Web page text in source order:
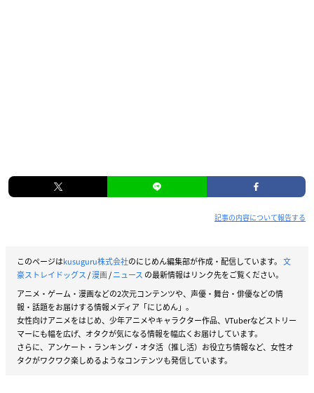
記事の内容について報告する
このページはkusuguru株式会社のにじめん編集部が作成・配信しています。 文
豪ストレイドッグス/漫画/ニュース の最新情報はリンク先をご覧ください。
アニメ・ゲーム・漫画などの2次元コンテンツや、声優・舞台・俳優などの情
報・話題をお届けする情報メディア「にじめん」。
女性向けアニメをはじめ、少年アニメやキャラクター作品、VTuberなどストリー
マーにも幅を広げ、オタクが気になる情報を幅広くお届けしています。
さらに、アンケート・ランキング・オタ活（推し活）お役立ち情報など、女性オ
タクがワクワク楽しめるようなコンテンツも発信しています。